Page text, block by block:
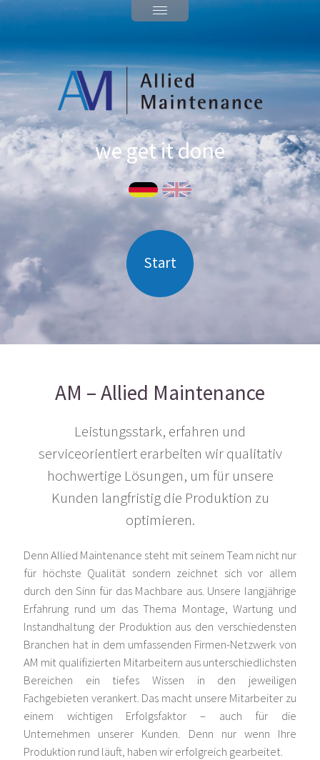
we get it done
Start
AM – Allied Maintenance
Leistungsstark, erfahren und
serviceorientiert erarbeiten wir qualitativ
hochwertige Lösungen, um für unsere
Kunden langfristig die Produktion zu
optimieren.
Denn Allied Maintenance steht mit seinem Team nicht nur
für höchste Qualität sondern zeichnet sich vor allem
durch den Sinn für das Machbare aus. Unsere langjährige
Erfahrung rund um das Thema Montage, Wartung und
Instandhaltung der Produktion aus den verschiedensten
Branchen hat in dem umfassenden Firmen-Netzwerk von
AM mit qualifizierten Mitarbeitern aus unterschiedlichsten
Bereichen ein tiefes Wissen in den jeweiligen
Fachgebieten verankert. Das macht unsere Mitarbeiter zu
einem wichtigen Erfolgsfaktor – auch für die
Unternehmen unserer Kunden. Denn nur wenn Ihre
Produktion rund läuft, haben wir erfolgreich gearbeitet.